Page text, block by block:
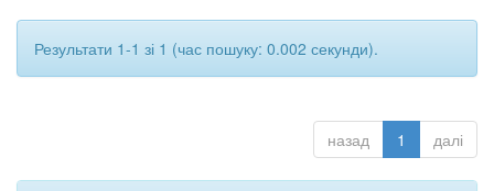
Результати 1-1 зі 1 (час пошуку: 0.002 секунди).
назад 1 далі